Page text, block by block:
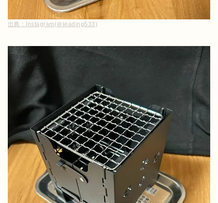
出典： Instagram(＠leading533)